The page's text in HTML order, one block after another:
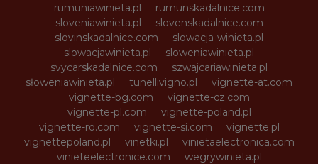
rumuniawinieta.pl
rumunskadalnice.com
sloveniawinieta.pl
slovenskadalnice.com
slovinskadalnice.com
slowacja-winieta.pl
slowacjawinieta.pl
sloweniawinieta.pl
svycarskadalnice.com
szwajcariawinieta.pl
słoweniawinieta.pl
tunellivigno.pl
vignette-at.com
vignette-bg.com
vignette-cz.com
vignette-pl.com
vignette-poland.pl
vignette-ro.com
vignette-si.com
vignette.pl
vignettepoland.pl
vinetki.pl
vinietaelectronica.com
vinieteelectronice.com
wegrywinieta.pl